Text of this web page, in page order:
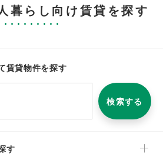
暮らし向け賃貸を探す
賃貸物件を探す
検索する
す